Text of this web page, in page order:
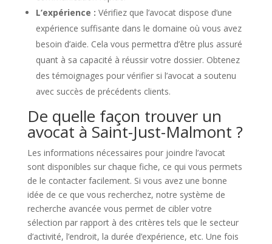
L’expérience : Vérifiez que l’avocat dispose d’une
expérience suffisante dans le domaine où vous avez
besoin d’aide. Cela vous permettra d’être plus assuré
quant à sa capacité à réussir votre dossier. Obtenez
des témoignages pour vérifier si l’avocat a soutenu
avec succès de précédents clients.
De quelle façon trouver un
avocat à Saint-Just-Malmont ?
Les informations nécessaires pour joindre l’avocat
sont disponibles sur chaque fiche, ce qui vous permets
de le contacter facilement. Si vous avez une bonne
idée de ce que vous recherchez, notre système de
recherche avancée vous permet de cibler votre
sélection par rapport à des critères tels que le secteur
d’activité, l’endroit, la durée d’expérience, etc. Une fois